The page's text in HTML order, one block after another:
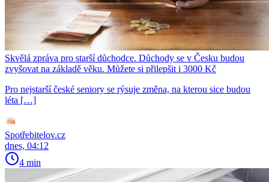
Skvělá zpráva pro starší důchodce. Důchody se v Česku budou
zvyšovat na základě věku. Můžete si přilepšit i 3000 Kč
Pro nejstarší české seniory se rýsuje změna, na kterou sice budou
léta […]
Spotřebitelov.cz
dnes, 04:12
4 min